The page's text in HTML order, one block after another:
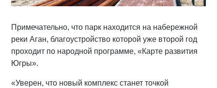
Примечательно, что парк находится на набережной
реки Аган, благоустройство которой уже второй год
проходит по народной программе, «Карте развития
Югры».
«Уверен, что новый комплекс станет точкой